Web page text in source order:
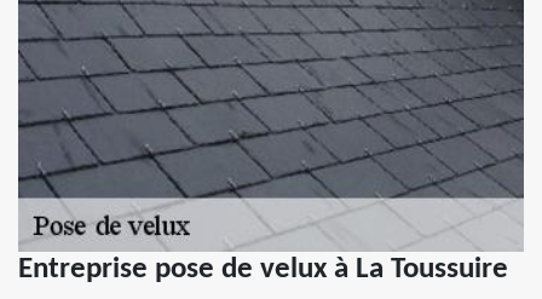
Entreprise pose de velux à La Toussuire